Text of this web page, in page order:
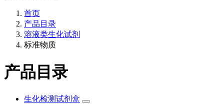
首页
产品目录
溶液类生化试剂
标准物质
产品目录
生化检测试剂盒